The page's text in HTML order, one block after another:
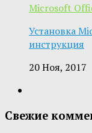
Microsoft
Установка
инструкция
20 Ноя, 2017
Свежие